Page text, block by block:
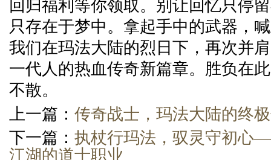
回归福利等你领取。别让回忆只停
只存在于梦中。拿起手中的武器，
我们在玛法大陆的烈日下，再次并
一代人的热血传奇新篇章。胜负在
不散。
上一篇： 传奇战士，玛法大陆的终
下一篇： 执杖行玛法，驭灵守初心
江湖的道士职业